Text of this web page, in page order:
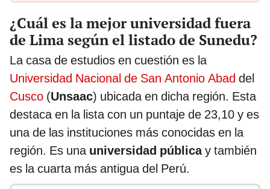
¿Cuál es la mejor universidad fuera
de Lima según el listado de Sunedu?
La casa de estudios en cuestión es la
Universidad Nacional de San Antonio Abad del
Cusco (Unsaac) ubicada en dicha región. Esta
destaca en la lista con un puntaje de 23,10 y es
una de las instituciones más conocidas en la
región. Es una universidad públicay también
es la cuarta más antigua del Perú.